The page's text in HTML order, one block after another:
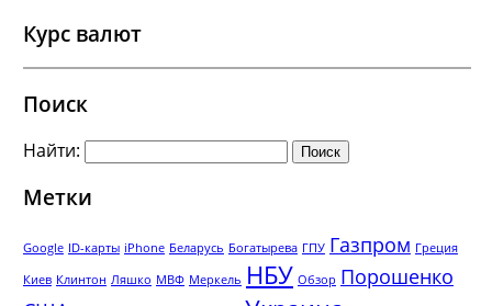
Курс валют
Поиск
Найти:
Метки
Google ID-карты iPhone Беларусь Богатырева ГПУ Газпром Греция
Киев Клинтон Ляшко МВФ Меркель НБУ Обзор Порошенко